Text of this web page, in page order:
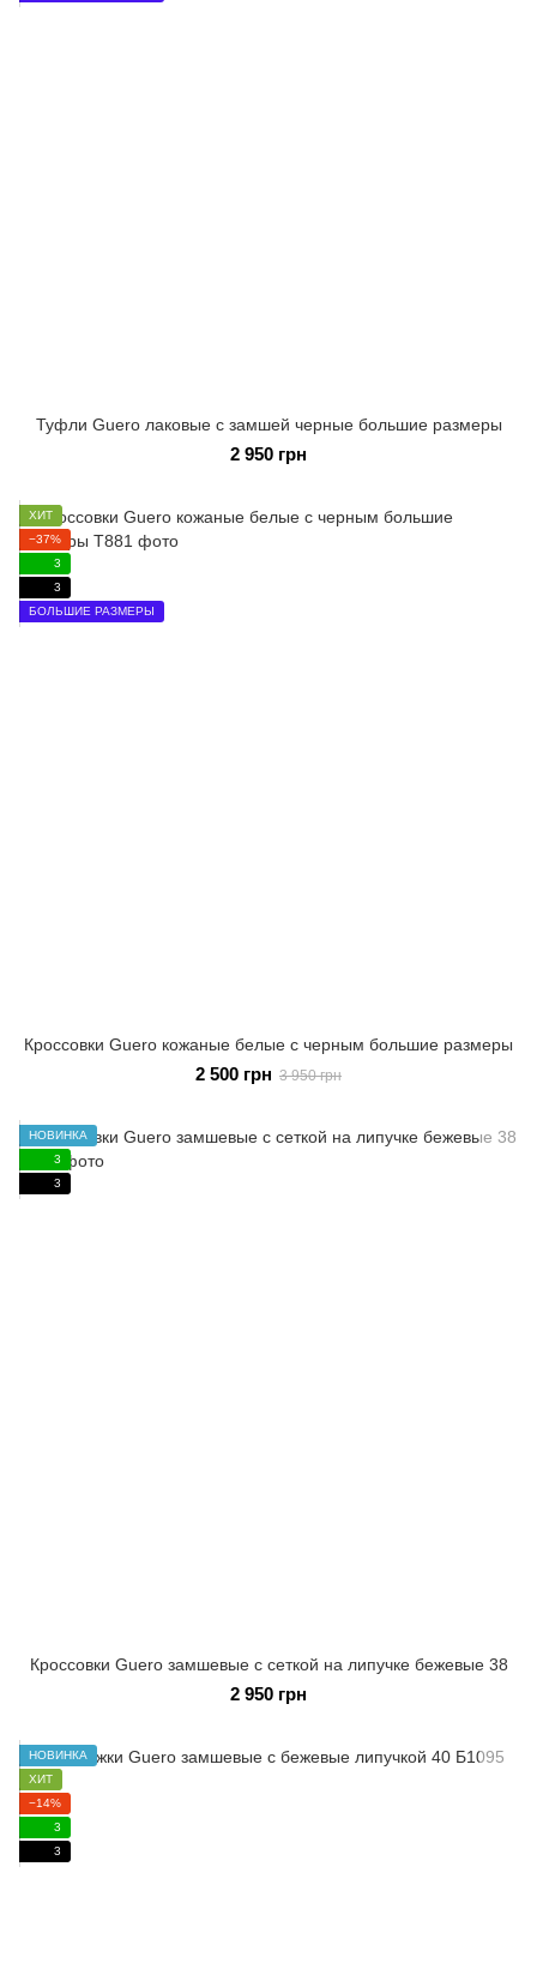
Туфли Guero лаковые с замшей черные большие размеры
2 950 грн
ХИТ
−37%
3
3
БОЛЬШИЕ РАЗМЕРЫ
Кроссовки Guero кожаные белые с черным большие размеры
2 500 грн 3 950 грн
НОВИНКА
3
3
Кроссовки Guero замшевые с сеткой на липучке бежевые 38
2 950 грн
НОВИНКА
ХИТ
−14%
3
3